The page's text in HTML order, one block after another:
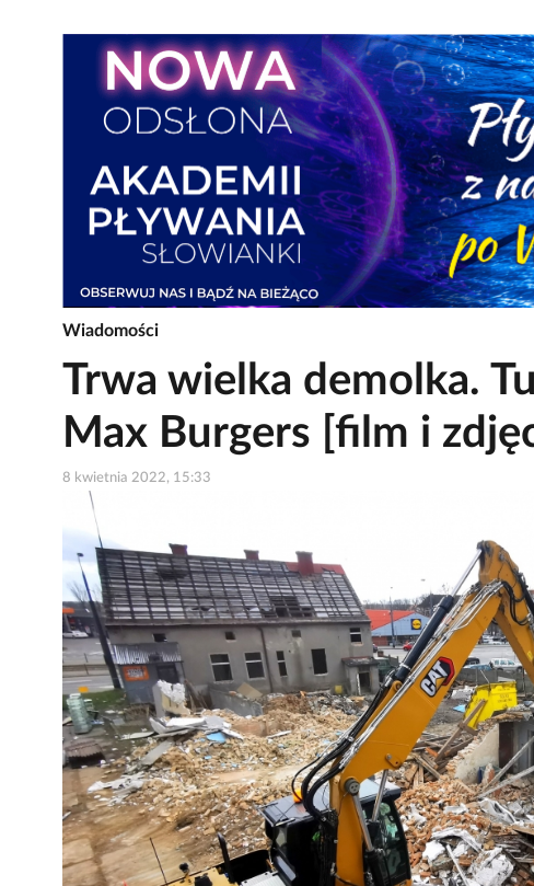
Wiadomości
Trwa wielka demolka.
Max Burgers [film i
8 kwietnia 2022, 15:33